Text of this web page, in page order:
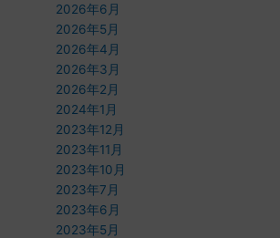
2026年6月
2026年5月
2026年4月
2026年3月
2026年2月
2024年1月
2023年12月
2023年11月
2023年10月
2023年7月
2023年6月
2023年5月